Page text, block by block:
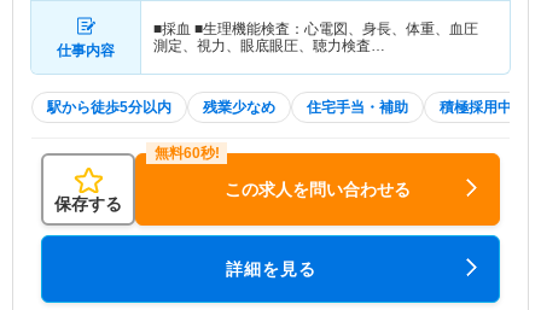
仕事内容
■採血 ■生理機能検査：心電図、身長、体重、血圧
測定、視力、眼底眼圧、聴力検査…
駅から徒歩5分以内 残業少なめ 住宅手当・補助 積極採用中
保存する
この求人を問い合わせる
詳細を見る